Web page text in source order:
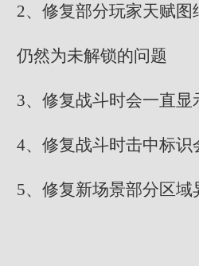
2、修复部分玩家天赋
仍然为未解锁的问题
3、修复战斗时会一直
4、修复战斗时击中标识
5、修复新场景部分区域